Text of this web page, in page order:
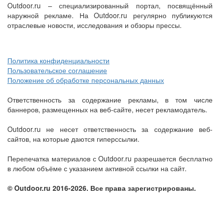
Outdoor.ru – специализированный портал, посвящённый
наружной рекламе. На Outdoor.ru регулярно публикуются
отраслевые новости, исследования и обзоры прессы.
Политика конфиденциальности
Пользовательское соглашение
Положение об обработке персональных данных
Ответственность за содержание рекламы, в том числе
баннеров, размещенных на веб-сайте, несет рекламодатель.
Outdoor.ru не несет ответственность за содержание веб-
сайтов, на которые даются гиперссылки.
Перепечатка материалов с Outdoor.ru разрешается бесплатно
в любом объёме с указанием активной ссылки на сайт.
© Outdoor.ru 2016-2026. Все права зарегистрированы.